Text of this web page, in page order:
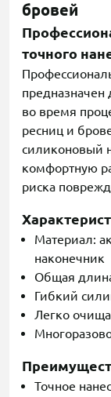
бровей
точного
предназначен
во время
ресниц и
силиконовый
комфортную
риска
Материал:
наконечник
Общая
Гибкий
Легко
Точное